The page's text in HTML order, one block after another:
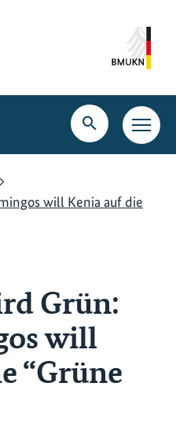
Suche
öffnen
will Kenia auf die
Grün:
will
“Grüne